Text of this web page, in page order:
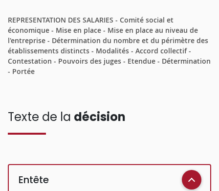
REPRESENTATION DES SALARIES - Comité social et
économique - Mise en place - Mise en place au niveau de
l'entreprise - Détermination du nombre et du périmètre des
établissements distincts - Modalités - Accord collectif -
Contestation - Pouvoirs des juges - Etendue - Détermination
- Portée
Texte de la décision
Entête